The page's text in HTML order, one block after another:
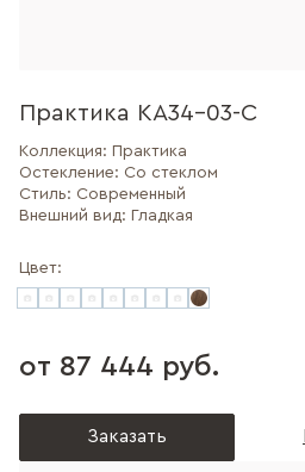
Практика КА34-03-С
Коллекция: Практика
Остекление: Со стеклом
Стиль: Современный
Внешний вид: Гладкая
Цвет:
от 87 444 руб.
Заказать